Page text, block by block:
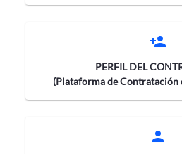
person_add
PERFIL DEL
(Plataforma de Contratación
person